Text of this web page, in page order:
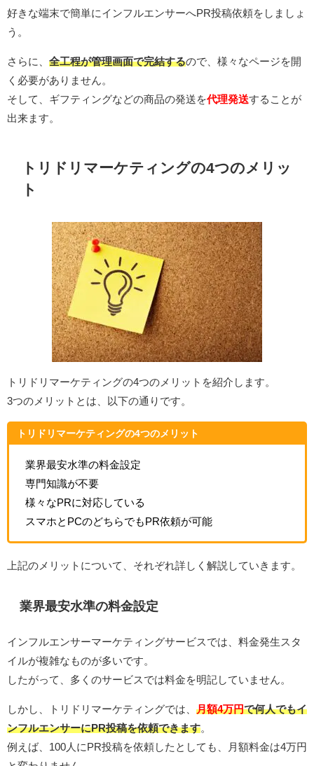
好きな端末で簡単にインフルエンサーへPR投稿依頼をしましょ
う。
さらに、 全工程が管理画面で完結するので、様々なページを開
く必要がありません。
そして、ギフティングなどの商品の発送を代理発送することが
出来ます。
トリドリマーケティングの4つのメリッ
ト
トリドリマーケティングの4つのメリットを紹介します。
3つのメリットとは、以下の通りです。
トリドリマーケティングの4つのメリット
業界最安水準の料金設定
専門知識が不要
様々なPRに対応している
スマホとPCのどちらでもPR依頼が可能
上記のメリットについて、それぞれ詳しく解説していきます。
業界最安水準の料金設定
インフルエンサーマーケティングサービスでは、料金発生スタ
イルが複雑なものが多いです。
したがって、多くのサービスでは料金を明記していません。
しかし、トリドリマーケティングでは、 月額4万円で何人でもイ
ンフルエンサーにPR投稿を依頼できます。
例えば、100人にPR投稿を依頼したとしても、月額料金は4万円